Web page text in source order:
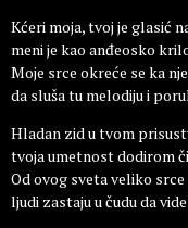
Kćeri moja, tvoj je glasić
meni je kao anđeosko
Moje srce okreće se ka
da sluša tu melodiju i
Hladan zid u tvom
tvoja umetnost dodirom
Od ovog sveta veliko
ljudi zastaju u čudu da